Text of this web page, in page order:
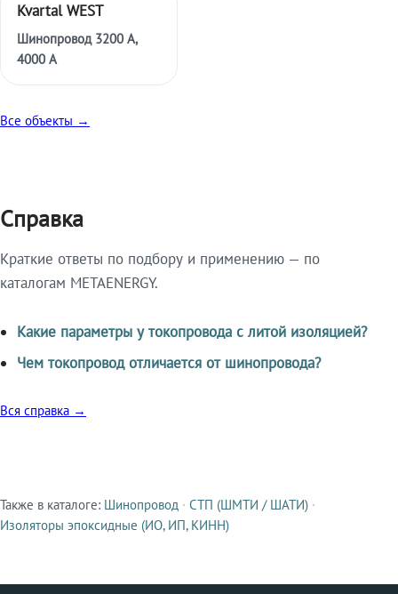
Kvartal WEST
Шинопровод 3200 А,
4000 А
Все объекты →
Справка
Краткие ответы по подбору и применению — по
каталогам METAENERGY.
Какие параметры у токопровода с литой изоляцией?
Чем токопровод отличается от шинопровода?
Вся справка →
Смежные продукты
Также в каталоге: Шинопровод · СТП (ШМТИ / ШАТИ) ·
Изоляторы эпоксидные (ИО, ИП, КИНН)